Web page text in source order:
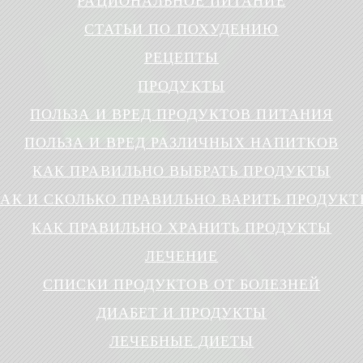
СТАТЬИ ПО ПОХУДЕНИЮ
РЕЦЕПТЫ
ПРОДУКТЫ
ПОЛЬЗА И ВРЕД ПРОДУКТОВ ПИТАНИЯ
ПОЛЬЗА И ВРЕД РАЗЛИЧНЫХ НАПИТКОВ
КАК ПРАВИЛЬНО ВЫБРАТЬ ПРОДУКТЫ
И СКОЛЬКО ПРАВИЛЬНО ВАРИТЬ
КАК ПРАВИЛЬНО ХРАНИТЬ ПРОДУКТЫ
ЛЕЧЕНИЕ
СПИСКИ ПРОДУКТОВ ОТ БОЛЕЗНЕЙ
ДИАБЕТ И ПРОДУКТЫ
ЛЕЧЕБНЫЕ ДИЕТЫ